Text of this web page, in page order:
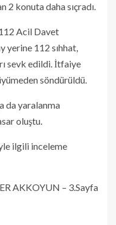
2 konuta daha sıçradı.
Acil Davet
yerine 112 sıhhat,
sevk edildi. İtfaiye
söndürüldü.
da yaralanma
oluştu.
ilgili inceleme
AKKOYUN – 3.Sayfa